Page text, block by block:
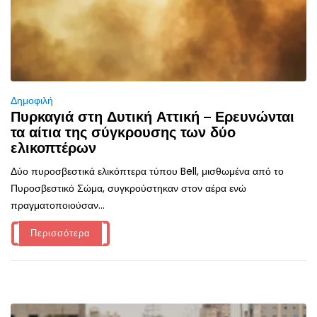
Δημοφιλή
Πυρκαγιά στη Δυτική Αττική – Ερευνώνται
τα αίτια της σύγκρουσης των δύο
ελικοπτέρων
Δύο πυροσβεστικά ελικόπτερα τύπου Bell, μισθωμένα από το
Πυροσβεστικό Σώμα, συγκρούστηκαν στον αέρα ενώ
πραγματοποιούσαν...
Περισσότερα